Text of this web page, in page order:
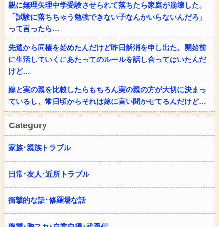
親に無理矢理中学受験させられて落ちたら家庭が崩壊した。
「試験に落ちちゃう勉強できない子なんかいらないんだろ」
って言ったら…
先週から同棲を始めたんだけど昨日解消を申し出た。開始前
に生活していくにあたってのルールを話し合ってはいたんだ
けど…
嫁と実の親を比較したらもちろん実の親の方が大切に決まっ
ているし、常日頃からそれは嫁に言い聞かせてるんだけど…
Category
家族･親族トラブル
日常･友人･近所トラブル
衝撃的な話･修羅場な話